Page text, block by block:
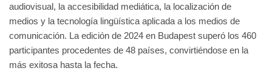
audiovisual, la accesibilidad mediática, la localización de
medios y la tecnología lingüística aplicada a los medios de
comunicación. La edición de 2024 en Budapest superó los 460
participantes procedentes de 48 países, convirtiéndose en la
más exitosa hasta la fecha.